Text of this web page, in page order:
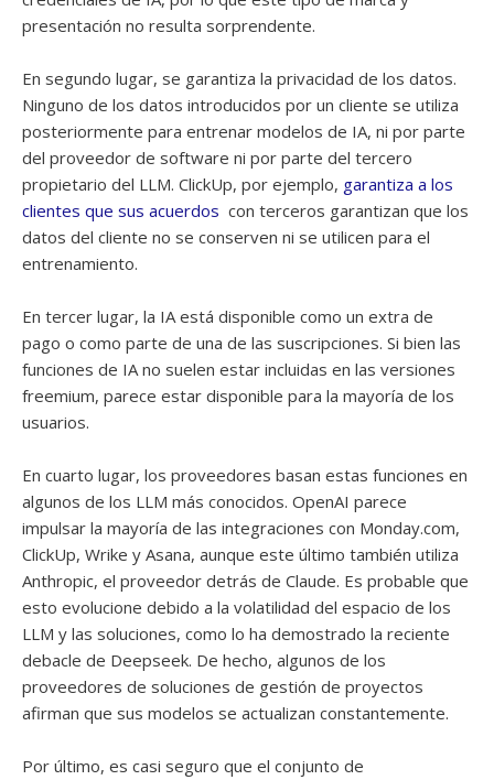
presentación no resulta sorprendente.
En segundo lugar, se garantiza la privacidad de los datos.
Ninguno de los datos introducidos por un cliente se utiliza
posteriormente para entrenar modelos de IA, ni por parte
del proveedor de software ni por parte del tercero
propietario del LLM. ClickUp, por ejemplo, garantiza a los
clientes que sus acuerdos con terceros garantizan que los
datos del cliente no se conserven ni se utilicen para el
entrenamiento.
En tercer lugar, la IA está disponible como un extra de
pago o como parte de una de las suscripciones. Si bien las
funciones de IA no suelen estar incluidas en las versiones
freemium, parece estar disponible para la mayoría de los
usuarios.
En cuarto lugar, los proveedores basan estas funciones en
algunos de los LLM más conocidos. OpenAI parece
impulsar la mayoría de las integraciones con Monday.com,
ClickUp, Wrike y Asana, aunque este último también utiliza
Anthropic, el proveedor detrás de Claude. Es probable que
esto evolucione debido a la volatilidad del espacio de los
LLM y las soluciones, como lo ha demostrado la reciente
debacle de Deepseek. De hecho, algunos de los
proveedores de soluciones de gestión de proyectos
afirman que sus modelos se actualizan constantemente.
Por último, es casi seguro que el conjunto de